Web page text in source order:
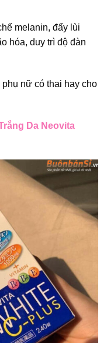
melanin, đẩy lùi
hóa, duy trì độ đàn
nữ có thai hay cho
Da Neovita